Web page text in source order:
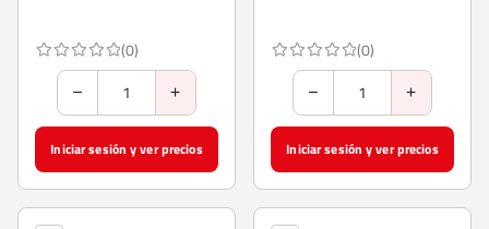
(0)
Iniciar sesión y ver precios
(0)
Iniciar sesión y ver precios